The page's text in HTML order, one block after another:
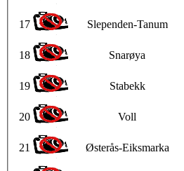
17 Slependen-Tanum
18 Snarøya
19 Stabekk
20 Voll
21 Østerås-Eiksmarka